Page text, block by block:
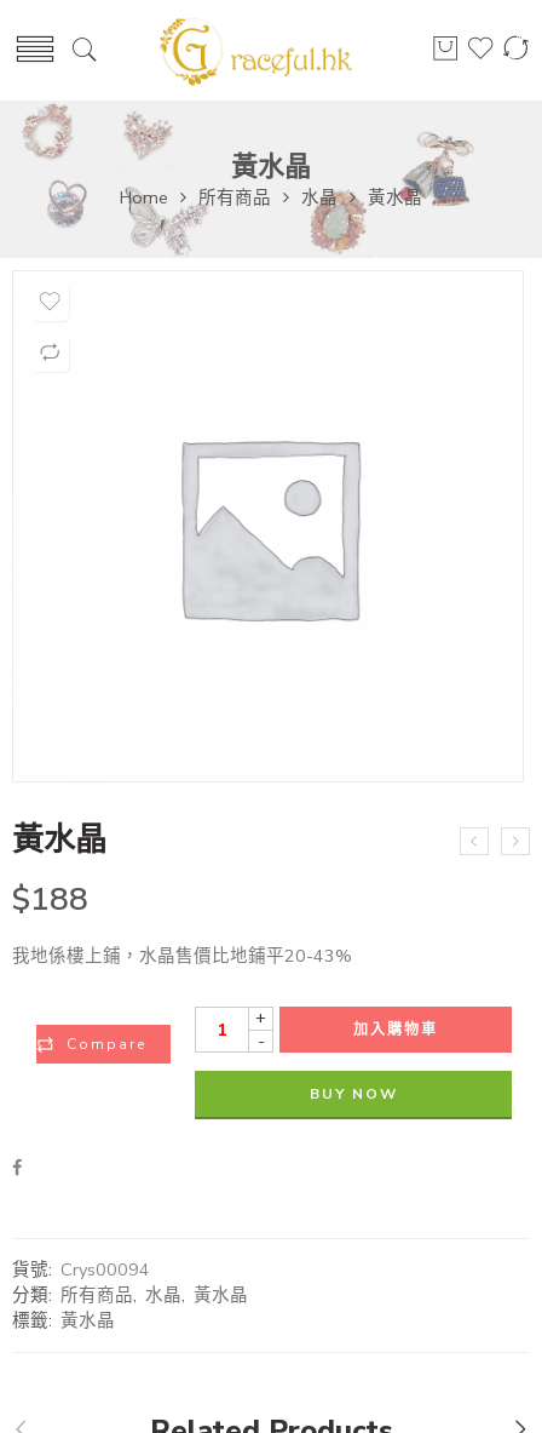
黃水晶
Home 所有商品 水晶 黃水晶
黃水晶
$188
我地係樓上鋪，水晶售價比地鋪平20-43%
+
-
加入購物車
BUY NOW
Compare
貨號: Crys00094
分類: 所有商品, 水晶, 黃水晶
標籤: 黃水晶